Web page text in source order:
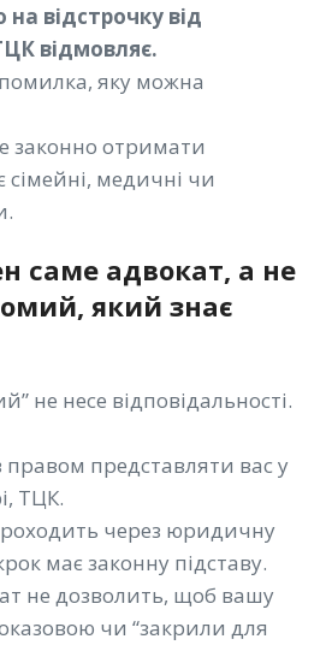
відстрочку від
відмовляє.
яку можна
законно отримати
сімейні, медичні чи
саме адвокат, а не
який знає
не несе відповідальності.
правом представляти вас у
ТЦК.
через юридичну
має законну підставу.
не дозволить, щоб вашу
чи “закрили для